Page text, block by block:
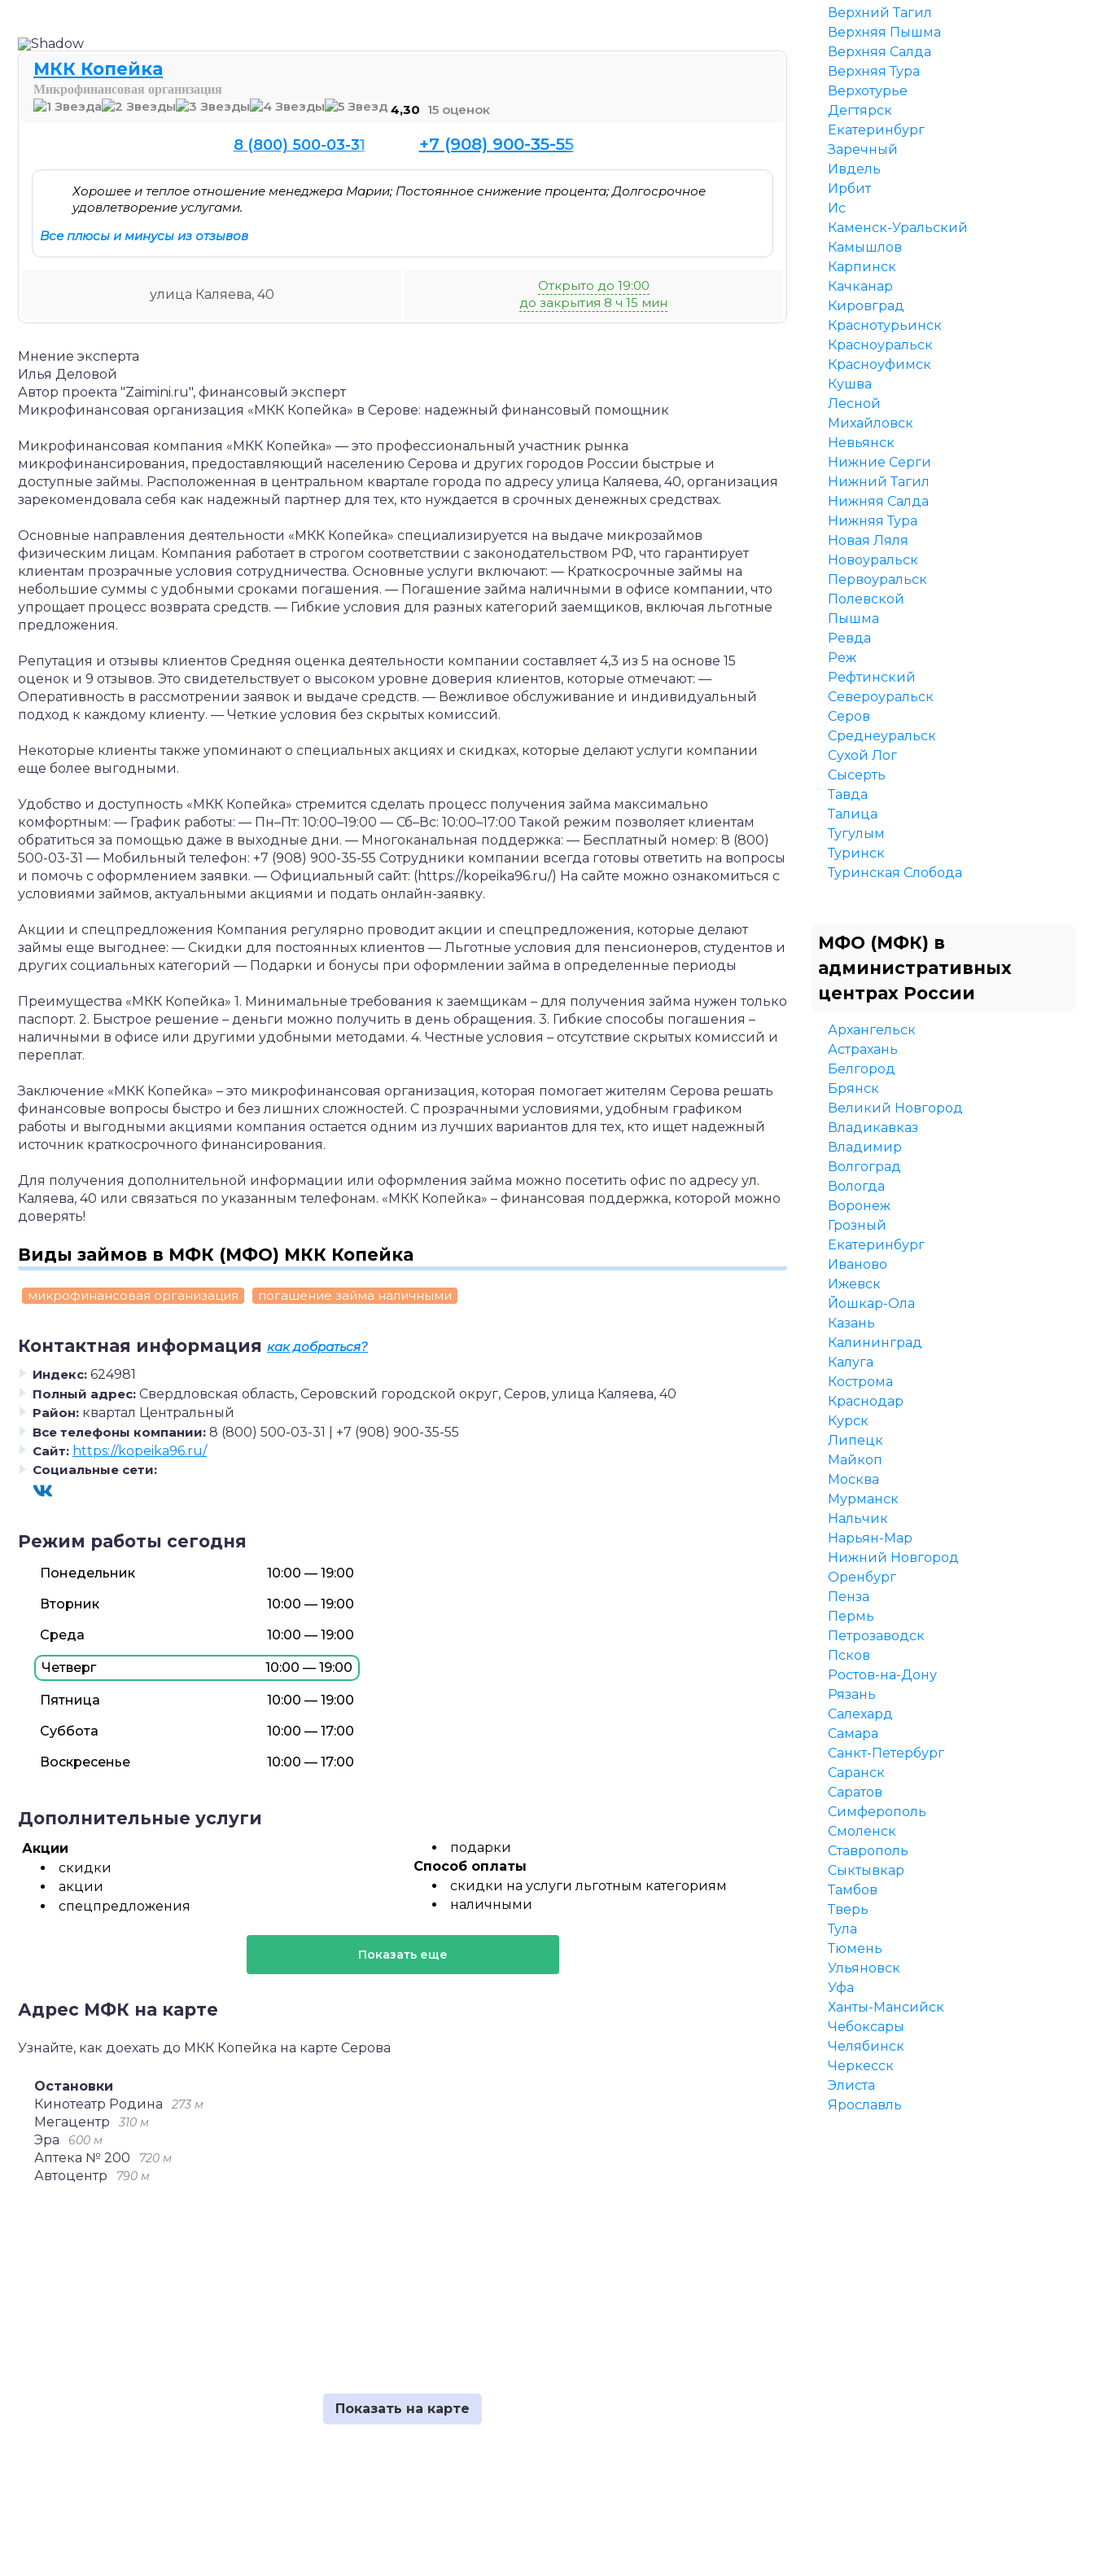
МКК Копейка
Микрофинансовая организация
4,30 15 оценок
8 (800) 500-03-31 +7 (908) 900-35-55
Хорошее и теплое отношение менеджера Марии; Постоянное снижение процента; Долгосрочное
удовлетворение услугами.
Все плюсы и минусы из отзывов
улица Каляева, 40
Открыто до 19:00
до закрытия 8 ч 15 мин
Мнение эксперта
Илья Деловой
Автор проекта "Zaimini.ru", финансовый эксперт
Микрофинансовая организация «МКК Копейка» в Серове: надежный финансовый помощник
Микрофинансовая компания «МКК Копейка» — это профессиональный участник рынка
микрофинансирования, предоставляющий населению Серова и других городов России быстрые и
доступные займы. Расположенная в центральном квартале города по адресу улица Каляева, 40, организация
зарекомендовала себя как надежный партнер для тех, кто нуждается в срочных денежных средствах.
Основные направления деятельности «МКК Копейка» специализируется на выдаче микрозаймов
физическим лицам. Компания работает в строгом соответствии с законодательством РФ, что гарантирует
клиентам прозрачные условия сотрудничества. Основные услуги включают: — Краткосрочные займы на
небольшие суммы с удобными сроками погашения. — Погашение займа наличными в офисе компании, что
упрощает процесс возврата средств. — Гибкие условия для разных категорий заемщиков, включая льготные
предложения.
Репутация и отзывы клиентов Средняя оценка деятельности компании составляет 4,3 из 5 на основе 15
оценок и 9 отзывов. Это свидетельствует о высоком уровне доверия клиентов, которые отмечают: —
Оперативность в рассмотрении заявок и выдаче средств. — Вежливое обслуживание и индивидуальный
подход к каждому клиенту. — Четкие условия без скрытых комиссий.
Некоторые клиенты также упоминают о специальных акциях и скидках, которые делают услуги компании
еще более выгодными.
Удобство и доступность «МКК Копейка» стремится сделать процесс получения займа максимально
комфортным: — График работы: — Пн–Пт: 10:00–19:00 — Сб–Вс: 10:00–17:00 Такой режим позволяет клиентам
обратиться за помощью даже в выходные дни. — Многоканальная поддержка: — Бесплатный номер: 8 (800)
500-03-31 — Мобильный телефон: +7 (908) 900-35-55 Сотрудники компании всегда готовы ответить на вопросы
и помочь с оформлением заявки. — Официальный сайт: (https://kopeika96.ru/) На сайте можно ознакомиться с
условиями займов, актуальными акциями и подать онлайн-заявку.
Акции и спецпредложения Компания регулярно проводит акции и спецпредложения, которые делают
займы еще выгоднее: — Скидки для постоянных клиентов — Льготные условия для пенсионеров, студентов и
других социальных категорий — Подарки и бонусы при оформлении займа в определенные периоды
Преимущества «МКК Копейка» 1. Минимальные требования к заемщикам – для получения займа нужен только
паспорт. 2. Быстрое решение – деньги можно получить в день обращения. 3. Гибкие способы погашения –
наличными в офисе или другими удобными методами. 4. Честные условия – отсутствие скрытых комиссий и
переплат.
Заключение «МКК Копейка» – это микрофинансовая организация, которая помогает жителям Серова решать
финансовые вопросы быстро и без лишних сложностей. С прозрачными условиями, удобным графиком
работы и выгодными акциями компания остается одним из лучших вариантов для тех, кто ищет надежный
источник краткосрочного финансирования.
Для получения дополнительной информации или оформления займа можно посетить офис по адресу ул.
Каляева, 40 или связаться по указанным телефонам. «МКК Копейка» – финансовая поддержка, которой можно
доверять!
Виды займов в МФК (МФО) МКК Копейка
микрофинансовая организация погашение займа наличными
Контактная информация как добраться?
Индекс: 624981
Полный адрес: Свердловская область, Серовский городской округ, Серов, улица Каляева, 40
Район: квартал Центральный
Все телефоны компании: 8 (800) 500-03-31 | +7 (908) 900-35-55
Сайт: https://kopeika96.ru/
Социальные сети:
Режим работы сегодня
Понедельник
10:00 — 19:00
Вторник
10:00 — 19:00
Среда
10:00 — 19:00
Четверг 10:00 — 19:00
Пятница
10:00 — 19:00
Суббота
10:00 — 17:00
Воскресенье
10:00 — 17:00
Дополнительные услуги
Акции
скидки
акции
спецпредложения
подарки
Способ оплаты
скидки на услуги льготным категориям
наличными
Показать еще
Адрес МФК на карте
Узнайте, как доехать до МКК Копейка на карте Серова
Остановки
Кинотеатр Родина
273 м
Мегацентр 310 м
Эра 600 м
Аптека № 200 720 м
Автоцентр 790 м
Верхний Тагил
Верхняя Пышма
Верхняя Салда
Верхняя Тура
Верхотурье
Дегтярск
Екатеринбург
Заречный
Ивдель
Ирбит
Ис
Каменск-Уральский
Камышлов
Карпинск
Качканар
Кировград
Краснотурьинск
Красноуральск
Красноуфимск
Кушва
Лесной
Михайловск
Невьянск
Нижние Серги
Нижний Тагил
Нижняя Салда
Нижняя Тура
Новая Ляля
Новоуральск
Первоуральск
Полевской
Пышма
Ревда
Реж
Рефтинский
Североуральск
Серов
Среднеуральск
Сухой Лог
Сысерть
Тавда
Талица
Тугулым
Туринск
Туринская Слобода
МФО (МФК) в
административных
центрах России
Архангельск
Астрахань
Белгород
Брянск
Великий Новгород
Владикавказ
Владимир
Волгоград
Вологда
Воронеж
Грозный
Екатеринбург
Иваново
Ижевск
Йошкар-Ола
Казань
Калининград
Калуга
Кострома
Краснодар
Курск
Липецк
Майкоп
Москва
Мурманск
Нальчик
Нарьян-Мар
Нижний Новгород
Оренбург
Пенза
Пермь
Петрозаводск
Псков
Ростов-на-Дону
Рязань
Салехард
Самара
Санкт-Петербург
Саранск
Саратов
Симферополь
Смоленск
Ставрополь
Сыктывкар
Тамбов
Тверь
Тула
Тюмень
Ульяновск
Уфа
Ханты-Мансийск
Чебоксары
Челябинск
Черкесск
Элиста
Ярославль